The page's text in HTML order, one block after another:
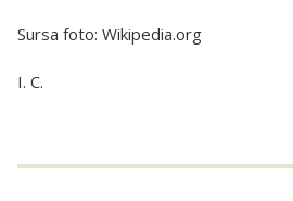
Sursa foto: Wikipedia.org
I. C.